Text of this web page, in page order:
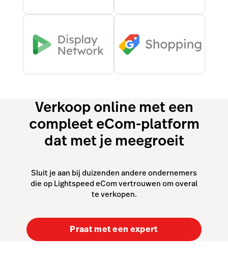
Verkoop online met een
compleet eCom-platform
dat met je meegroeit
Sluit je aan bij duizenden andere ondernemers
die op Lightspeed eCom vertrouwen om overal
te verkopen.
Praat met een expert